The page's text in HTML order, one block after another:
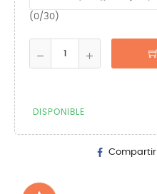
(0/30)
DISPONIBLE
Compartir